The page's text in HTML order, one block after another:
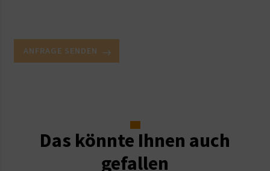
ANFRAGE SENDEN
Das könnte Ihnen auch
gefallen